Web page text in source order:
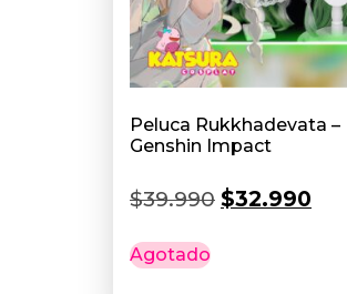
Peluca Rukkhadevata –
Genshin Impact
$39.990 El
$32.990
Agotado